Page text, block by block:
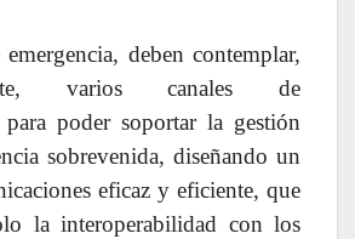
deben contemplar,
varios canales de
poder soportar la gestión
sobrevenida, diseñando un
eficaz y eficiente, que
la interoperabilidad con los